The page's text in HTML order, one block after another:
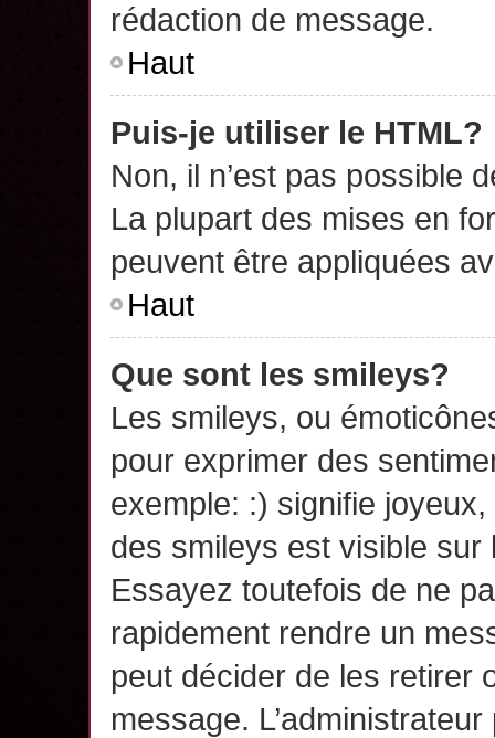
rédaction de message.
Haut
Puis-je utiliser le HTML?
Non, il n’est pas possible
La plupart des mises en
peuvent être appliquées
Haut
Que sont les smileys?
Les smileys, ou
pour exprimer des
exemple: :) signifie
des smileys est visible
Essayez toutefois de ne
rapidement rendre un
peut décider de les retirer
message.